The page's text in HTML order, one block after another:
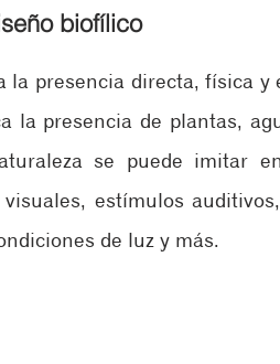
biofílico
la presencia directa, física
la presencia de plantas,
se puede imitar
estímulos
de luz y más.